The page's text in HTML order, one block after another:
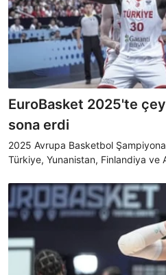
EuroBasket 2025'te
sona erdi
2025 Avrupa Basketbol
Türkiye, Yunanistan, Finlandiya ve
oynanacak.